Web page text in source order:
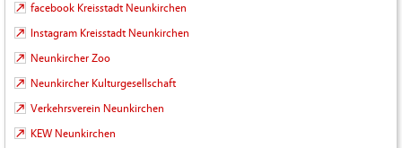
facebook Kreisstadt Neunkirchen
Instagram Kreisstadt Neunkirchen
Neunkircher Zoo
Neunkircher Kulturgesellschaft
Verkehrsverein Neunkirchen
KEW Neunkirchen